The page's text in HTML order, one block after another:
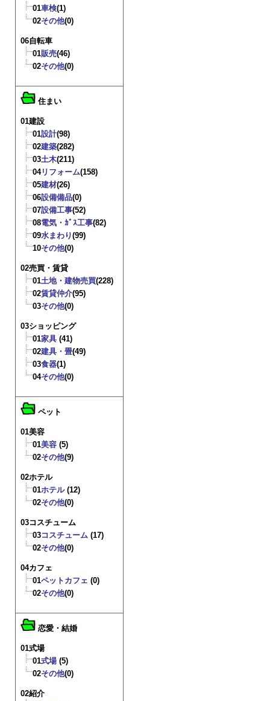
01車検(1)
02その他(0)
06自転車
01販売(46)
02その他(0)
住まい
01建設
01設計(98)
02建築(282)
03土木(211)
04リフォーム(158)
05建材(26)
06設備備品(0)
07設備工事(52)
08電気・ｶﾞｽ工事(82)
09水まわり(99)
10その他(0)
02売買・賃貸
01土地・建物売買(228)
02賃貸仲介(95)
03その他(0)
03ショッピング
01家具 (41)
02建具・畳(49)
03食器(1)
04その他(0)
ペット
01美容
01美容 (5)
02その他(9)
02ホテル
01ホテル(12)
02その他(0)
03コスチューム
03コスチューム (17)
02その他(0)
04カフェ
01ペットカフェ (0)
02その他(0)
恋愛・結婚
01式場
01式場(5)
02その他(0)
02紹介